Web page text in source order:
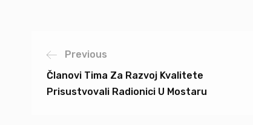
Previous
Članovi Tima Za Razvoj Kvalitete
Prisustvovali Radionici U Mostaru